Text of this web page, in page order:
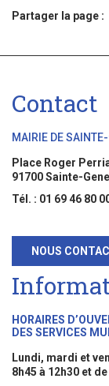
Partager la page :
Contact
MAIRIE DE
Place Roger
91700 Sainte-
Tél. : 01 69 46 80
NOUS
HORAIRES
DES SERVICES
Lundi, mardi et
8h45 à 12h30 et